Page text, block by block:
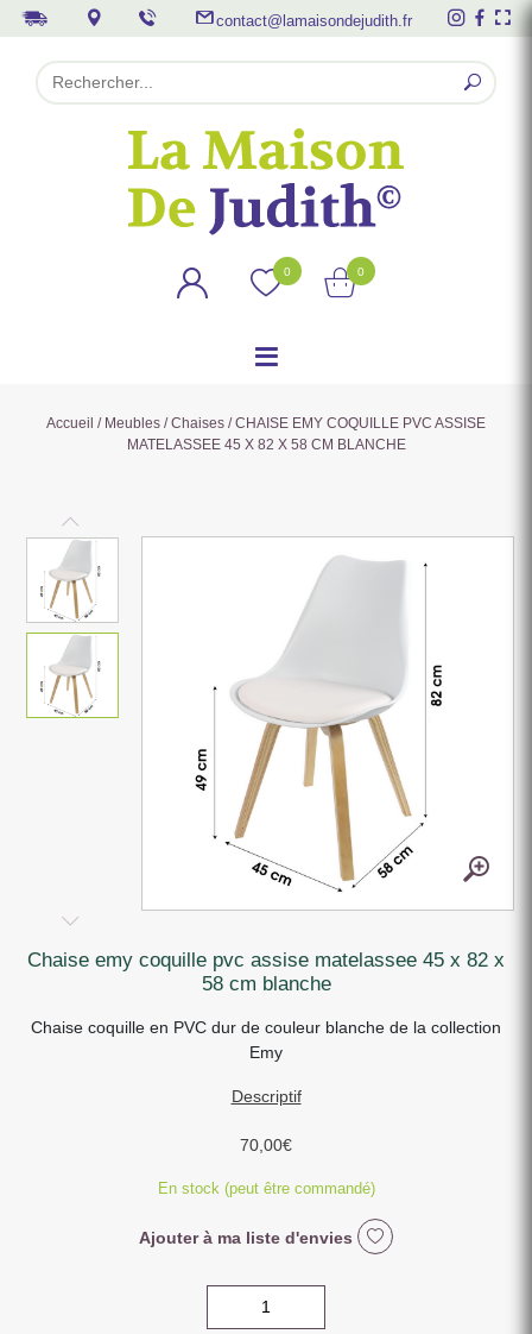
contact@lamaisondejudith.fr
0 0
Accueil / Meubles /Chaises / CHAISE EMY COQUILLE PVC ASSISE
MATELASSEE 45 X 82 X 58 CM BLANCHE
chaise emy coquille pvc assise matelassee 45 x 82 x
58 cm blanche
Chaise coquille en PVC dur de couleur blanche de la collection
Emy
Descriptif
70,00€
En stock (peut être commandé)
Ajouter à ma liste d'envies